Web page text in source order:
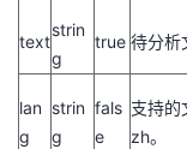
text
strin
g
true 待分析
lan
g
strin
g
fals
e
支持的
zh。